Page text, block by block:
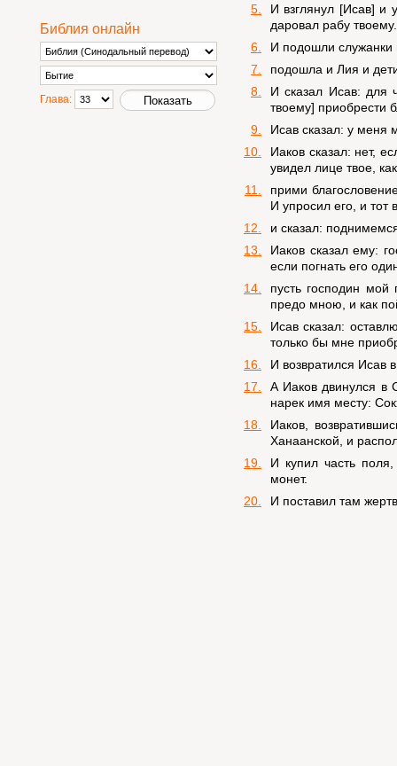
5.
И взглянул [Исав] и
даровал рабу твоему.
6.
И подошли служанки
7.
подошла и Лия и
8.
И сказал Исав: для
твоему] приобрести
9.
Исав сказал: у меня
10.
Иаков сказал: нет,
увидел лице твое,
11.
прими
И упросил его, и тот
12.
и сказал:
13.
Иаков сказал ему:
если погнать его
14.
пусть господин
предо мною, и как
15.
Исав сказал:
только бы мне
16.
И возвратился Исав
17.
А Иаков двинулся в
нарек имя месту:
18.
Иаков,
Ханаанской, и
19.
И купил часть
монет.
20.
И поставил там
Библия онлайн
Глава: